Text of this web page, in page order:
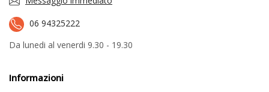
06 94325222
Da lunedi al venerdi 9.30 - 19.30
Informazioni